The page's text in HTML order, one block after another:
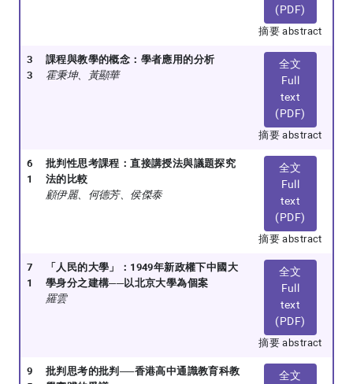
(PDF)
摘要 abstract
3
3
課程與教學的概念：學者應用的分析
霍秉坤、黃顯華
全文
Full
text
(PDF)
摘要 abstract
6
1
批判性思考課程：直接講授法與議題探究
法的比較
顧伊麗、何德芳、侯傑泰
全文
Full
text
(PDF)
摘要 abstract
7
1
「人民的大學」：1949年新政權下中國大
學身分之建構──以北京大學為個案
羅雲
全文
Full
text
(PDF)
摘要 abstract
9
批判思考的批判──香港高中通識教育科教
全文